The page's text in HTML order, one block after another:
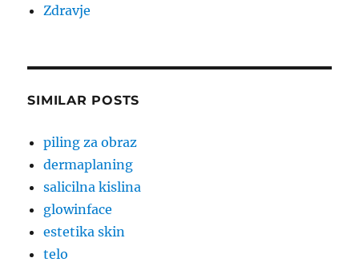
Zdravje
SIMILAR POSTS
piling za obraz
dermaplaning
salicilna kislina
glowinface
estetika skin
telo